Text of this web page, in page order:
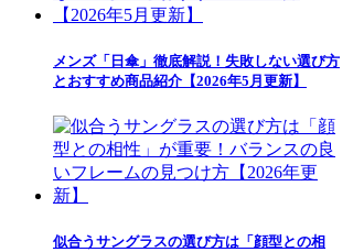
メンズ「日傘」徹底解説！失敗しない選び方
とおすすめ商品紹介【2026年5月更新】
似合うサングラスの選び方は「顔型との相